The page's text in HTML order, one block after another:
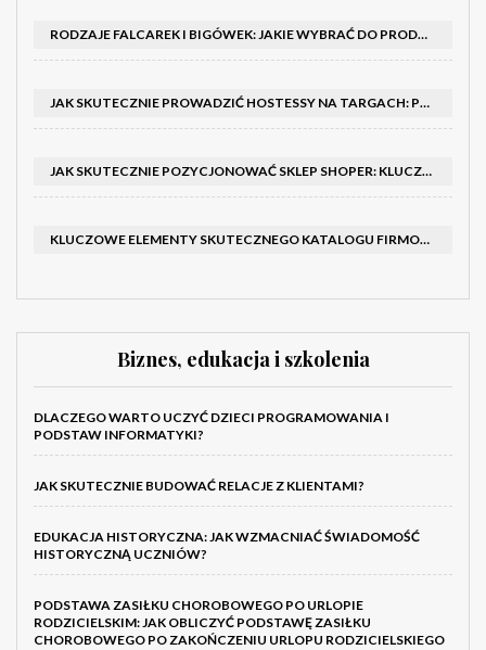
RODZAJE FALCAREK I BIGÓWEK: JAKIE WYBRAĆ DO PRODUKCJI?
JAK SKUTECZNIE PROWADZIĆ HOSTESSY NA TARGACH: PORADNIK I SZKOLENIA
JAK SKUTECZNIE POZYCJONOWAĆ SKLEP SHOPER: KLUCZOWE KROKI I STRATEGIE
KLUCZOWE ELEMENTY SKUTECZNEGO KATALOGU FIRMOWEGO I BROSZURY
Biznes, edukacja i szkolenia
DLACZEGO WARTO UCZYĆ DZIECI PROGRAMOWANIA I
PODSTAW INFORMATYKI?
JAK SKUTECZNIE BUDOWAĆ RELACJE Z KLIENTAMI?
EDUKACJA HISTORYCZNA: JAK WZMACNIAĆ ŚWIADOMOŚĆ
HISTORYCZNĄ UCZNIÓW?
PODSTAWA ZASIŁKU CHOROBOWEGO PO URLOPIE
RODZICIELSKIM: JAK OBLICZYĆ PODSTAWĘ ZASIŁKU
CHOROBOWEGO PO ZAKOŃCZENIU URLOPU RODZICIELSKIEGO